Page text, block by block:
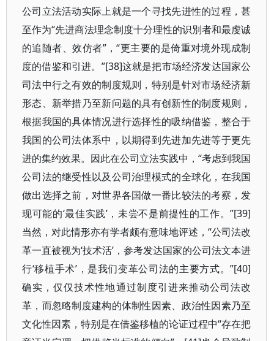
公司立法活动实际上就是一个寻找先进性的过程，甚
至作为“先进商法理念制度十分理性的识別者和最虔诚
的追随者、效仿者”，“更主要的是倚重对境外现成制
度的借鉴和引进。”[38]这就是把市场经济发达国家公
司法中行之有效的制度规则，特别是针对市场经济新
形态、新举措乃至新问题的具有创新性的制度规则，
根据我国的具体情况进行选择性的吸纳借鉴，整合于
我国的公司法体系中，以期得到先进加先进等于更先
进的集约效果。因此在公司立法实践中，“考虑到我国
公司法的继受性以及公司治理模式的全球化，在我国
做出选择之前，对世界各国做一番比较法的考察，发
现可能的‘最佳实践’，未尝不是前提性的工作。”[39]
当然，对此情形亦有学者颇有意味地评述，“公司法改
革一直被视为‘技术活’，参考发达国家的公司法文本进
行‘移植手术’，是我们变革公司法的主要方式。”[40]
确实，仅仅技术性地通过制度引进来推动公司法改
革，而忽略制度建构的体制性因素、政治性因素乃至
文化性因素，特别是在借鉴移植的论证过程中“存在把